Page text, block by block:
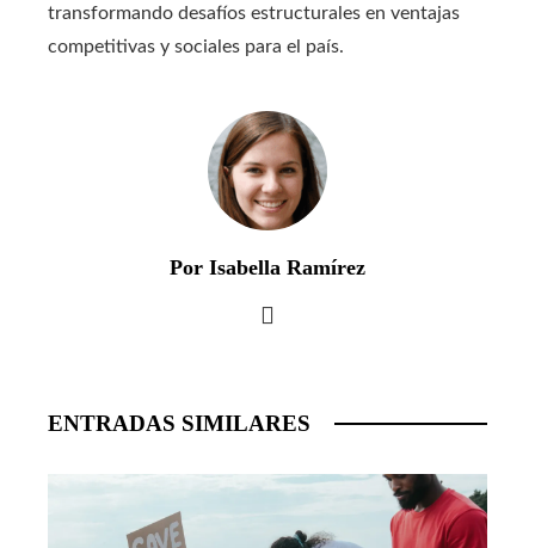
transformando desafíos estructurales en ventajas
competitivas y sociales para el país.
Por Isabella Ramírez
ENTRADAS SIMILARES